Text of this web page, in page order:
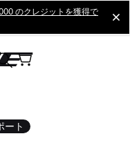
のクレジットを獲得で
ート